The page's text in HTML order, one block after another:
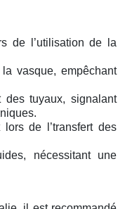
de l’utilisation de la
vasque, empêchant
des tuyaux, signalant
de l’transfert des
nécessitant une